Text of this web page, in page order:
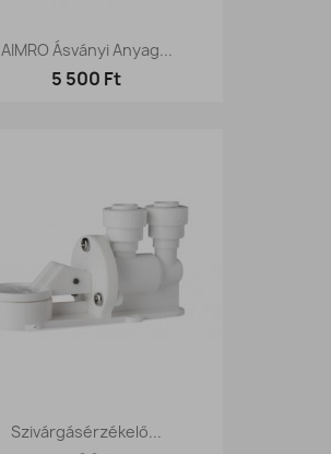
AIMRO Ásványi Anyag...
5 500 Ft
Szivárgásérzékelő...